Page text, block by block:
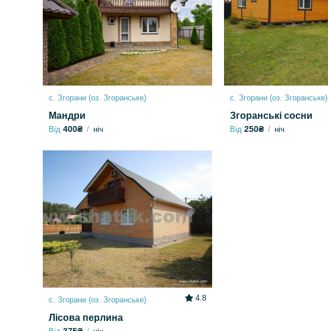
с. Згорани (оз. Згоранське)
Мандри
Від 400₴ ніч
с. Згорани (оз. Згоранське)
Згоранські сосни
Від 250₴ ніч
с. Згорани (оз. Згоранське) 4.8
Лісова перлина